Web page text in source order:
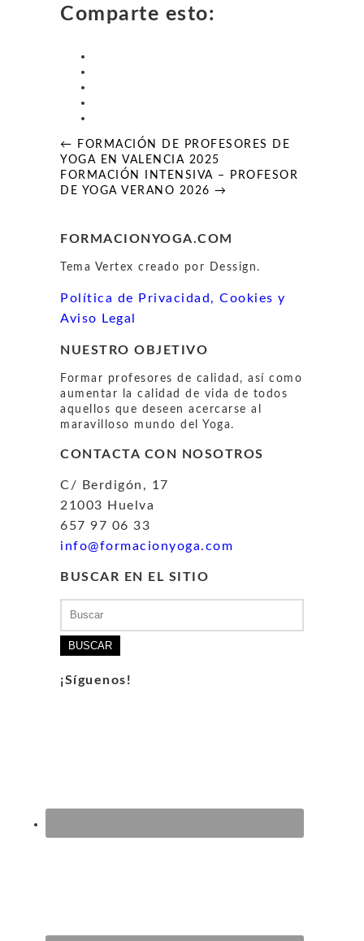
Comparte esto:
Navegación
de
entradas
← FORMACIÓN DE PROFESORES DE
YOGA EN VALENCIA 2025
FORMACIÓN INTENSIVA – PROFESOR
DE YOGA VERANO 2026 →
FORMACIONYOGA.COM
Tema Vertex creado por Dessign.
Política de Privacidad, Cookies y
Aviso Legal
NUESTRO OBJETIVO
Formar profesores de calidad, así como
aumentar la calidad de vida de todos
aquellos que deseen acercarse al
maravilloso mundo del Yoga.
CONTACTA CON NOSOTROS
C/ Berdigón, 17
21003 Huelva
657 97 06 33
info@formacionyoga.com
BUSCAR EN EL SITIO
¡Síguenos!